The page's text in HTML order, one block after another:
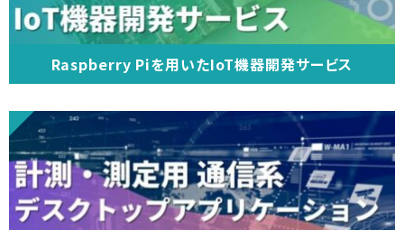
Raspberry Piを用いたIoT機器開発サービス